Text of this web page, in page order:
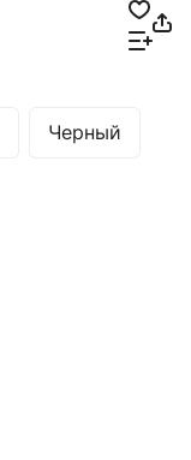
Черный